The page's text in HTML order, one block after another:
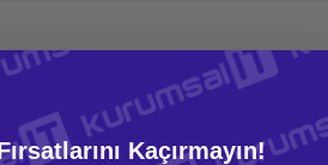
Kaçırmayın!